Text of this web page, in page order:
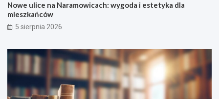
Nowe ulice na Naramowicach: wygoda i estetyka dla
mieszkańców
5 sierpnia 2026